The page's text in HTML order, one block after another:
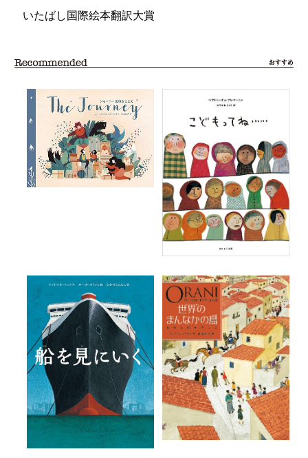
いたばし国際絵本翻訳大賞